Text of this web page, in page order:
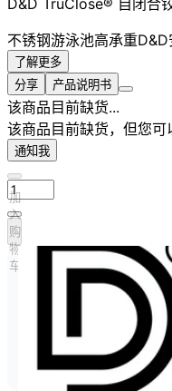
不锈钢游泳池高承重D&D
了解更多
分享
产品说明书
该商品目前缺货...
该商品目前缺货，但您可
通知我
加
入
购
物
车